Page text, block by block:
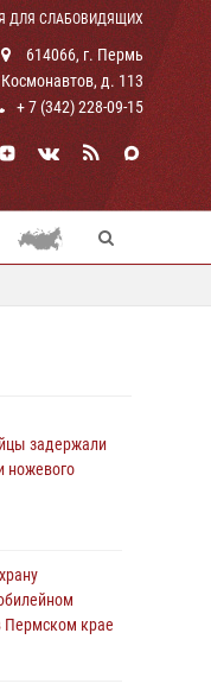
ДЛЯ СЛАБОВИДЯЩИХ
614066, г. Пермь
д. 113
+ 7 (342) 228-09-15
задержали
ножевого
Пермском крае